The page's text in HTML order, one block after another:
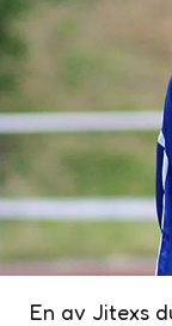
En av Jitexs